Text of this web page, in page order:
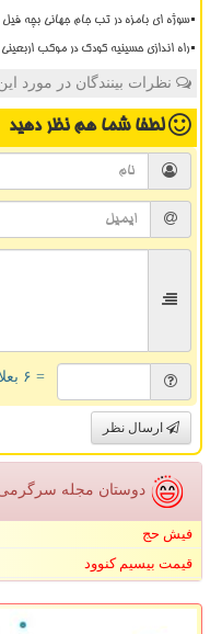
سوژه ای بامزه در تب جام جهانی بچه فیل
راه اندازی حسینیه کودک در موکب اربعینی
نظرات بینندگان در مورد
لطفا شما همنظر دهید
= ۶ بعلاوه ۲
ارسال نظر
دوستان مجله
فیش حج
قیمت بیسیم کنوود